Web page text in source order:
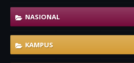
NASIONAL
KAMPUS